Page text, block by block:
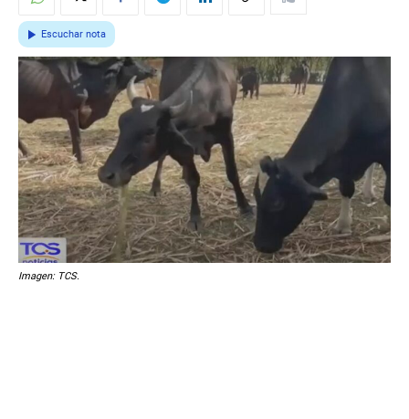
Escuchar nota
Imagen: TCS.